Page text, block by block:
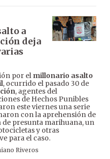
a
deja
por el millonario asalto
, ocurrido el pasado 30 de
, agentes del
de Hechos Punibles
este viernes una serie
con la aprehensión de
de presunta marihuana, un
y otras
para el caso.
Riveros